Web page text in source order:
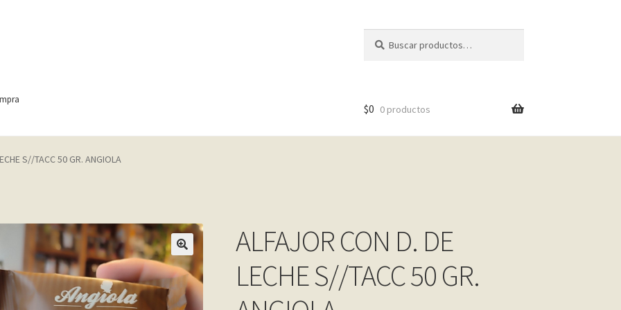
por:
Finalizar compraFrequently Questions
$0 0 productos
S//TACC 50 GR. ANGIOLA
ALFAJOR CON D. DE
LECHE S//TACC 50 GR.